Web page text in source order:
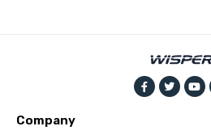
Company